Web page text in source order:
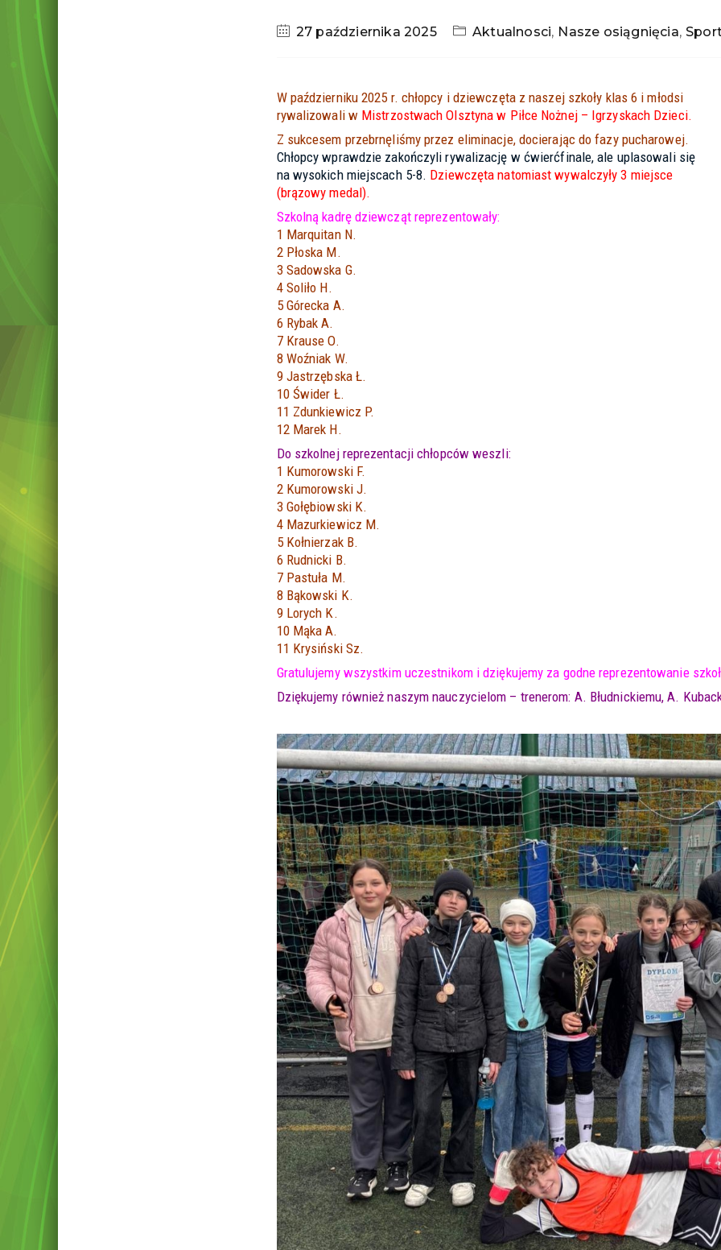
27 października 2025 Aktualnosci, Nasze osiągnięcia,
W październiku 2025 r. chłopcy i dziewczęta z naszej szkoły klas 6 i młodsi
rywalizowali w Mistrzostwach Olsztyna w Piłce Nożnej – Igrzyskach Dzieci.
Z sukcesem przebrnęliśmy przez eliminacje, docierając do fazy pucharowej.
Chłopcy wprawdzie zakończyli rywalizację w ćwierćfinale, ale uplasowali się
na wysokich miejscach 5-8. Dziewczęta natomiast wywalczyły 3 miejsce
(brązowy medal).
Szkolną kadrę dziewcząt reprezentowały:
1 Marquitan N.
2 Płoska M.
3 Sadowska G.
4 Soliło H.
5 Górecka A.
6 Rybak A.
7 Krause O.
8 Woźniak W.
9 Jastrzębska Ł.
10 Świder Ł.
11 Zdunkiewicz P.
12 Marek H.
Do szkolnej reprezentacji chłopców weszli:
1 Kumorowski F.
2 Kumorowski J.
3 Gołębiowski K.
4 Mazurkiewicz M.
5 Kołnierzak B.
6 Rudnicki B.
7 Pastuła M.
8 Bąkowski K.
9 Lorych K.
10 Mąka A.
11 Krysiński Sz.
Gratulujemy wszystkim uczestnikom i dziękujemy za godne reprezentowanie
Dziękujemy również naszym nauczycielom – trenerom: A. Błudnickiemu, A.